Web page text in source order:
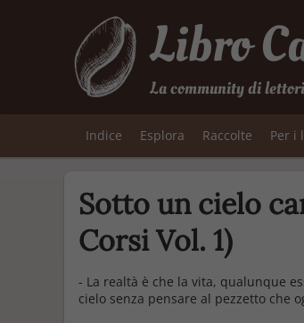
Libro
La community di
Indice Esplora Raccolte Per i
Sotto un cielo
Corsi Vol. 1)
- La realtà è che la vita, qualunque
cielo senza pensare al pezzetto che